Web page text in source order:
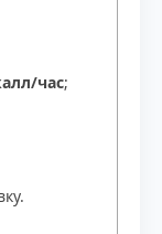
час;